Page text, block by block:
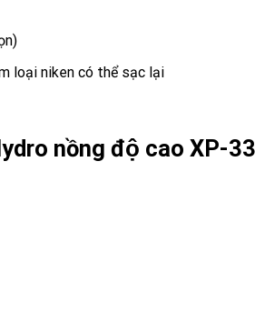
loại niken có thể sạc lại
nồng độ cao XP-